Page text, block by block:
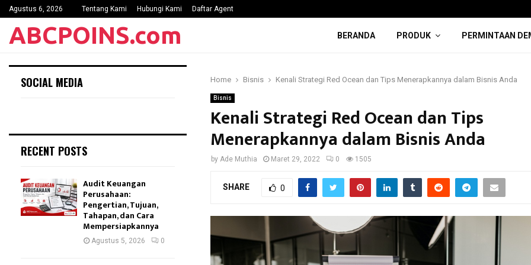
Agustus 6, 2026 Tentang Kami Hubungi Kami Daftar Agent
ABCPOINS.com BERANDA PRODUK PERMINTAAN
Home Bisnis Kenali Strategi Red Ocean dan Tips Menerapkannya dalam Bisnis Anda
Bisnis
Kenali Strategi Red Ocean dan Tips
Menerapkannya dalam Bisnis Anda
by Ade Muthia Maret 29, 2022 0 1505
SHARE 0
SOCIAL MEDIA
RECENT POSTS
Audit Keuangan
Perusahaan:
Pengertian, Tujuan,
Tahapan, dan Cara
Mempersiapkannya
Agustus 5, 2026 0